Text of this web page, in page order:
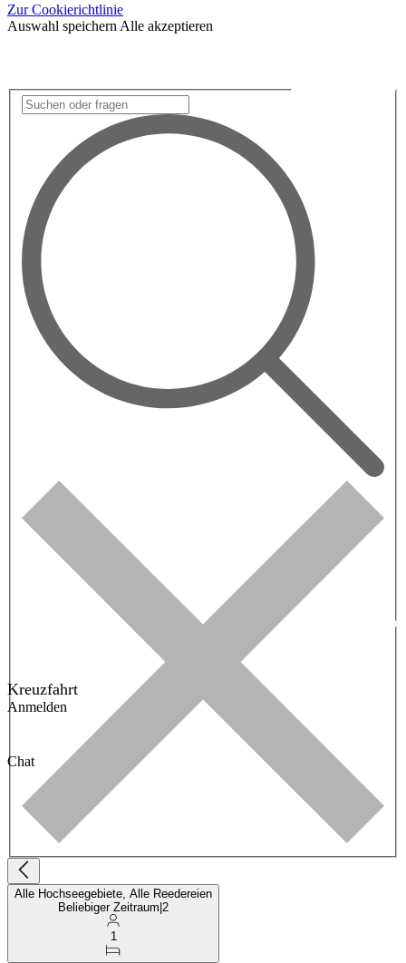
Zur Cookierichtlinie
Auswahl speichern Alle akzeptieren
Kreuzfahrt
Anmelden
Chat
Alle Hochseegebiete, Alle Reedereien
Beliebiger Zeitraum 2
1